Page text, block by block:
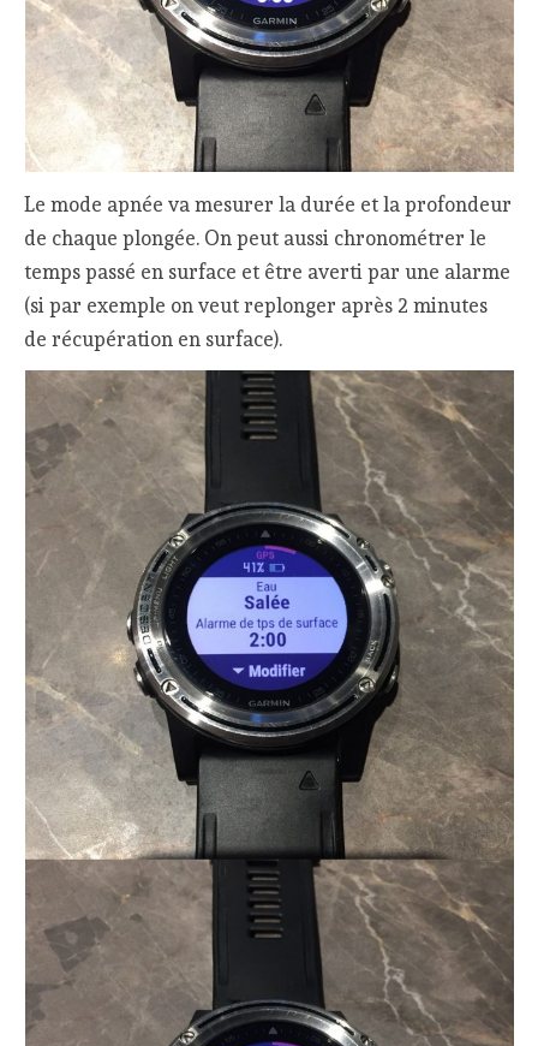
Le mode apnée va mesurer la durée et la profondeur
de chaque plongée. On peut aussi chronométrer le
temps passé en surface et être averti par une alarme
(si par exemple on veut replonger après 2 minutes
de récupération en surface).